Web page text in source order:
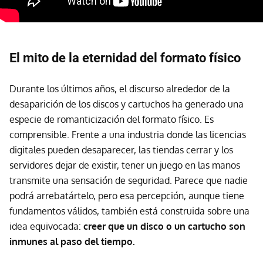
El mito de la eternidad del formato físico
Durante los últimos años, el discurso alrededor de la
desaparición de los discos y cartuchos ha generado una
especie de romanticización del formato físico. Es
comprensible. Frente a una industria donde las licencias
digitales pueden desaparecer, las tiendas cerrar y los
servidores dejar de existir, tener un juego en las manos
transmite una sensación de seguridad. Parece que nadie
podrá arrebatártelo, pero esa percepción, aunque tiene
fundamentos válidos, también está construida sobre una
idea equivocada: creer que un disco o un cartucho son
inmunes al paso del tiempo.